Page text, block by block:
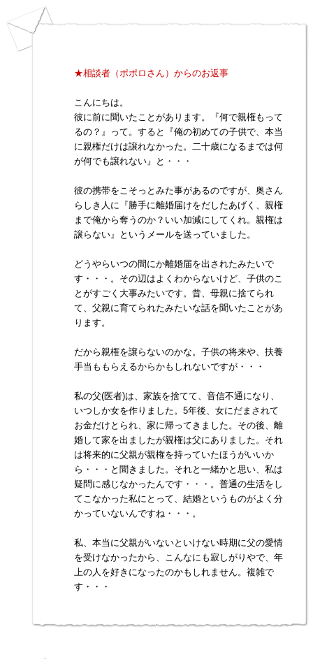
★相談者（ポポロさん）からのお返事
こんにちは。
彼に前に聞いたことがあります。『何で親権もって
るの？』って。すると『俺の初めての子供で、本当
に親権だけは譲れなかった。二十歳になるまでは何
が何でも譲れない』と・・・
彼の携帯をこそっとみた事があるのですが、奥さん
らしき人に『勝手に離婚届けをだしたあげく、親権
まで俺から奪うのか？いい加減にしてくれ。親権は
譲らない』というメールを送っていました。
どうやらいつの間にか離婚届を出されたみたいで
す・・・。その辺はよくわからないけど、子供のこ
とがすごく大事みたいです。昔、母親に捨てられ
て、父親に育てられたみたいな話を聞いたことがあ
ります。
だから親権を譲らないのかな。子供の将来や、扶養
手当ももらえるからかもしれないですが・・・
私の父(医者)は、家族を捨てて、音信不通になり、
いつしか女を作りました。5年後、女にだまされて
お金だけとられ、家に帰ってきました。その後、離
婚して家を出ましたが親権は父にありました。それ
は将来的に父親が親権を持っていたほうがいいか
ら・・・と聞きました。それと一緒かと思い、私は
疑問に感じなかったんです・・・。普通の生活をし
てこなかった私にとって、結婚というものがよく分
かっていないんですね・・・。
私、本当に父親がいないといけない時期に父の愛情
を受けなかったから、こんなにも寂しがりやで、年
上の人を好きになったのかもしれません。複雑で
す・・・